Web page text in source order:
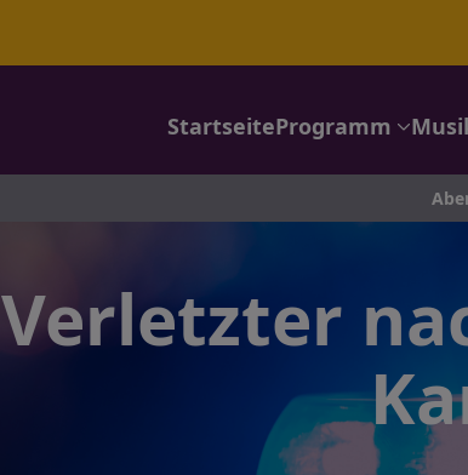
StartseiteProgramm
Abenteuer auf
Verletzter